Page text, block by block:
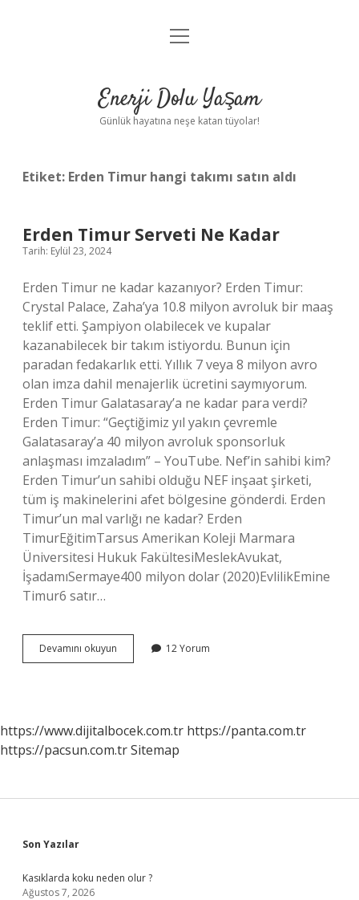
Anasayfa
Yasal Uyarı
menüyü
Enerji Dolu Yaşam
Günlük hayatına neşe katan tüyolar!
Etiket: Erden Timur hangi takımı satın aldı
Erden Timur Serveti Ne Kadar
Tarih: Eylül 23, 2024
Erden Timur ne kadar kazanıyor? Erden Timur:
Crystal Palace, Zaha’ya 10.8 milyon avroluk bir maaş
teklif etti. Şampiyon olabilecek ve kupalar
kazanabilecek bir takım istiyordu. Bunun için
paradan fedakarlık etti. Yıllık 7 veya 8 milyon avro
olan imza dahil menajerlik ücretini saymıyorum.
Erden Timur Galatasaray’a ne kadar para verdi?
Erden Timur: “Geçtiğimiz yıl yakın çevremle
Galatasaray’a 40 milyon avroluk sponsorluk
anlaşması imzaladım” – YouTube. Nef’in sahibi kim?
Erden Timur’un sahibi olduğu NEF inşaat şirketi,
tüm iş makinelerini afet bölgesine gönderdi. Erden
Timur’un mal varlığı ne kadar? Erden
TimurEğitimTarsus Amerikan Koleji Marmara
Üniversitesi Hukuk FakültesiMeslekAvukat,
İşadamıSermaye400 milyon dolar (2020)EvlilikEmine
Timur6 satır…
Devamını okuyun
Timur
12 Yorum
https://www.dijitalbocek.com.tr https://panta.com.tr
https://pacsun.com.trSitemap
Sidebar
Son Yazılar
Kasıklarda koku neden olur ?
Ağustos 7, 2026